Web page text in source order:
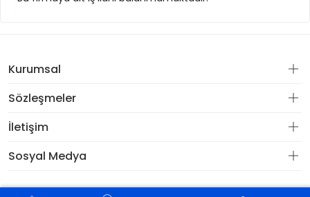
Kurumsal
Sözleşmeler
İletişim
Sosyal Medya